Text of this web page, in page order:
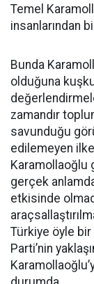
Temel
insanlarından
Bunda
olduğuna
zamandır
savunduğu
edilemeyen
Karamollaoğlu
gerçek
etkisinde
Türkiye öyle bir
Parti’nin